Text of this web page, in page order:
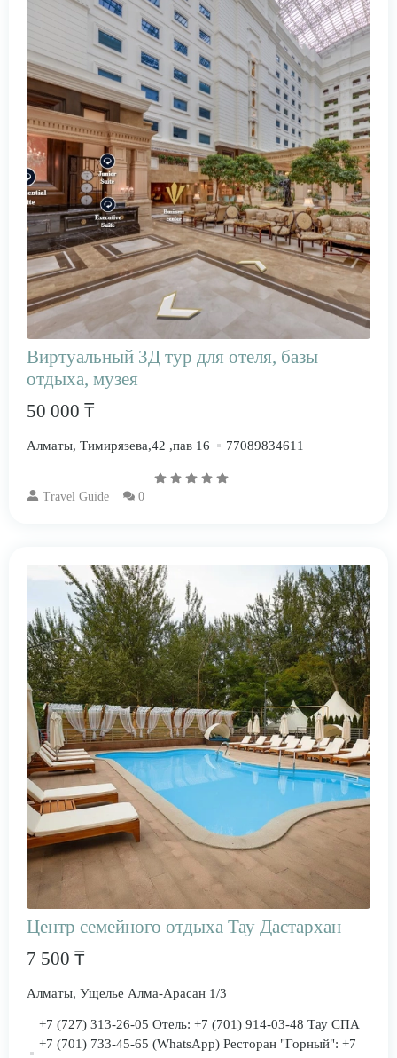
Виртуальный 3Д тур для отеля, базы
отдыха, музея
50 000 ₸
Алматы, Тимирязева,42 ,пав 16 77089834611
Travel Guide 0
Центр семейного отдыха Тау Дастархан
7 500 ₸
Алматы, Ущелье Алма-Арасан 1/3
+7 (727) 313-26-05 Отель: +7 (701) 914-03-48 Тау СПА
+7 (701) 733-45-65 (WhatsApp) Ресторан "Горный": +7